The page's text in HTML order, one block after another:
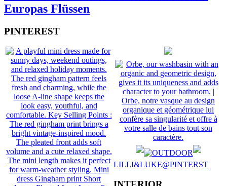
Europas Flüssen
PINTEREST
LILLI&LUKE@PINTERST